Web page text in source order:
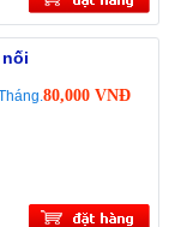
nối
80,000 VNĐ